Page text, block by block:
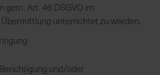
gem. Art. 46 DSGVO im
unterrichtet zu werden.
und/oder